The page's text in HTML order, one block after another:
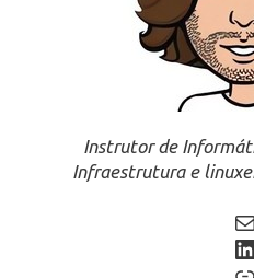
Instrutor de
Infraestrutura e
Mail
LinkedIn